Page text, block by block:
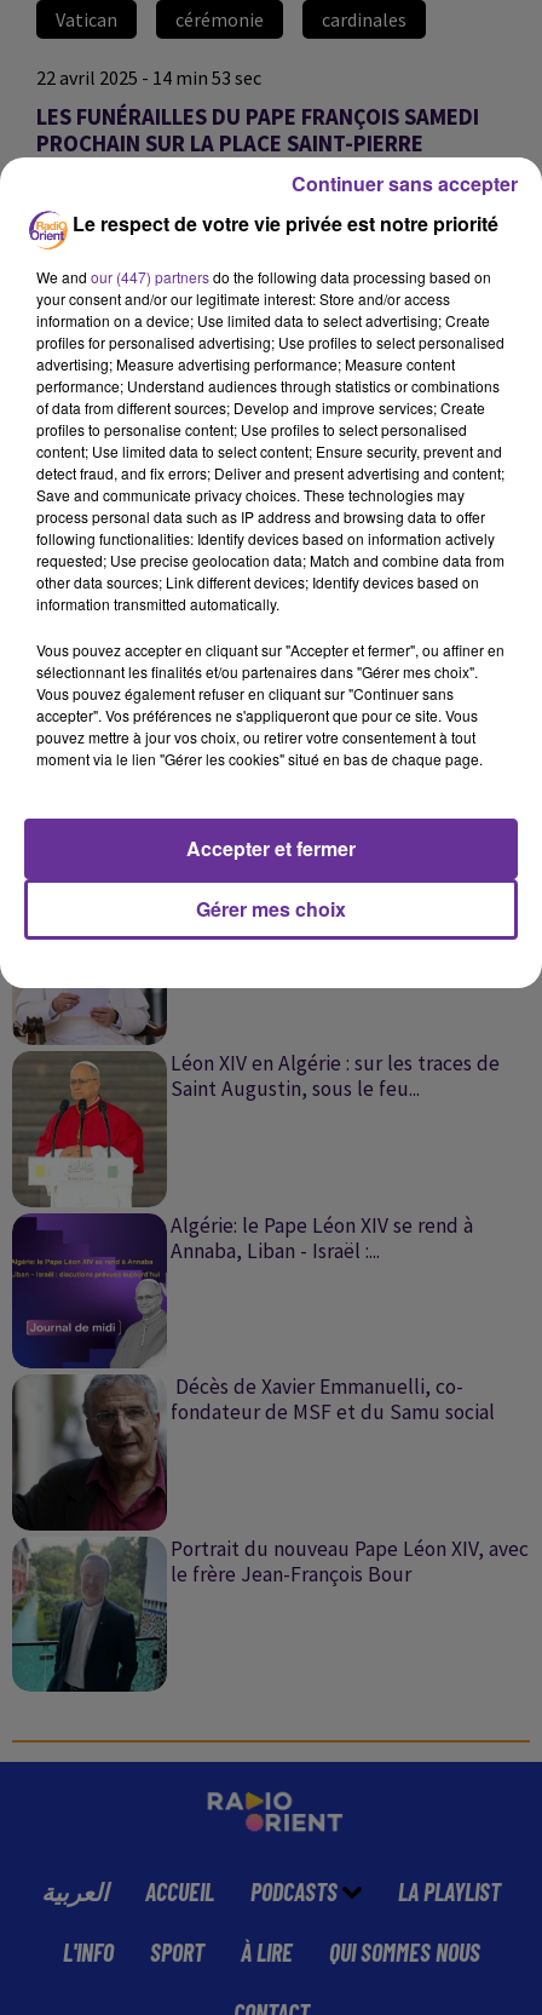
Vatican
cérémonie cardinales
22 avril 2025 - 14 min 53 sec
LES FUNÉRAILLES DU PAPE FRANÇOIS SAMEDI
PROCHAIN SUR LA PLACE SAINT-PIERRE
LE JOURNAL EN LANGUE FRANÇAISE DU SOIR
TITRES :
Les funérailles du pape François samedi prochain
Élections d’un nouveau pape
Étapes Décès du pape
0:00 14 min 53 sec
SUR LE MÊME SUJET
Le Vatican face à l’intelligence
Léon XIV en Algérie : sur les traces de
Saint Augustin, sous le feu...
Algérie: le Pape Léon XIV se rend à
Annaba, Liban - Israël :...
Décès de Xavier Emmanuelli, co-
fondateur de MSF et du Samu social
Portrait du nouveau Pape Léon XIV, avec
le frère Jean-François Bour
العربية ACCUEIL PODCASTS LA PLAYLIST
L'INFO SPORT À LIRE QUI SOMMES NOUS
Le respect de votre vie privée est notre priorité
We and our (447) partnersdo the following data processing based on
your consent and/or our legitimate interest: Store and/or access
information on a device; Use limited data to select advertising; Create
profiles for personalised advertising; Use profiles to select personalised
advertising; Measure advertising performance; Measure content
performance; Understand audiences through statistics or combinations
of data from different sources; Develop and improve services; Create
profiles to personalise content; Use profiles to select personalised
content; Use limited data to select content; Ensure security, prevent and
detect fraud, and fix errors; Deliver and present advertising and content;
Save and communicate privacy choices. These technologies may
process personal data such as IP address and browsing data to offer
following functionalities: Identify devices based on information actively
requested; Use precise geolocation data; Match and combine data from
other data sources; Link different devices; Identify devices based on
information transmitted automatically.
Vous pouvez accepter en cliquant sur "Accepter et fermer", ou affiner en
sélectionnant les finalités et/ou partenaires dans "Gérer mes choix".
Vous pouvez également refuser en cliquant sur "Continuer sans
accepter". Vos préférences ne s'appliqueront que pour ce site. Vous
pouvez mettre à jour vos choix, ou retirer votre consentement à tout
moment via le lien "Gérer les cookies" situé en bas de chaque page.
Gérer mes choix
Accepter et fermer
Continuer sans accepter